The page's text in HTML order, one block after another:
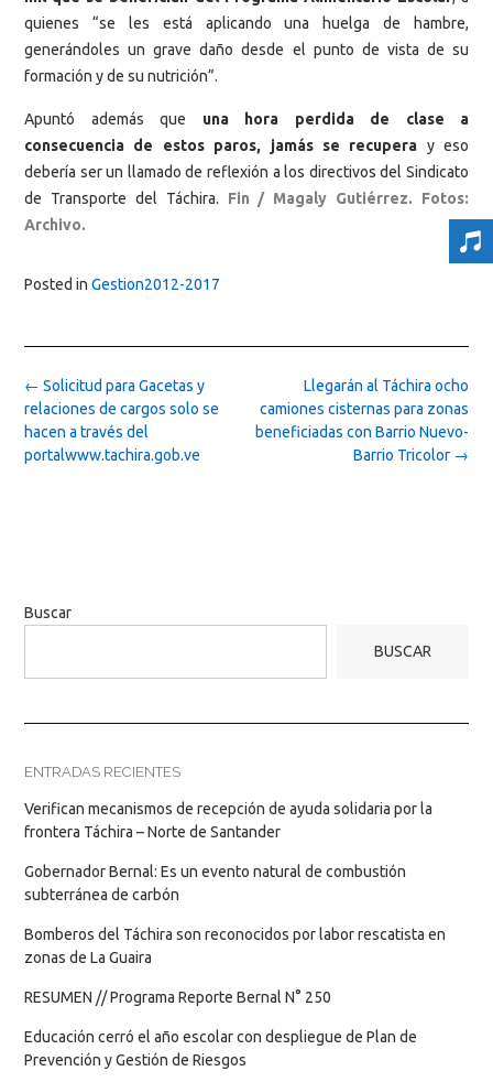
quienes “se les está aplicando una huelga de hambre,
generándoles un grave daño desde el punto de vista de su
formación y de su nutrición”.
Apuntó además que una hora perdida de clase a
consecuencia de estos paros, jamás se recupera y eso
debería ser un llamado de reflexión a los directivos del Sindicato
de Transporte del Táchira. Fin / Magaly Gutiérrez. Fotos:
Archivo.
Posted in Gestion2012-2017
Post
navigation
Llegarán al Táchira ocho
camiones cisternas para zonas
beneficiadas con Barrio Nuevo-
Barrio Tricolor →
← Solicitud para Gacetas y
relaciones de cargos solo se
hacen a través del
portalwww.tachira.gob.ve
Buscar
BUSCAR
ENTRADAS RECIENTES
Verifican mecanismos de recepción de ayuda solidaria por la
frontera Táchira – Norte de Santander
Gobernador Bernal: Es un evento natural de combustión
subterránea de carbón
Bomberos del Táchira son reconocidos por labor rescatista en
zonas de La Guaira
RESUMEN // Programa Reporte Bernal N° 250
Educación cerró el año escolar con despliegue de Plan de
Prevención y Gestión de Riesgos